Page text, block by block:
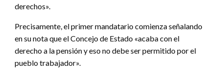
derechos».
Precisamente, el primer mandatario comienza señalando
en su nota que el Concejo de Estado «acaba con el
derecho a la pensión y eso no debe ser permitido por el
pueblo trabajador».